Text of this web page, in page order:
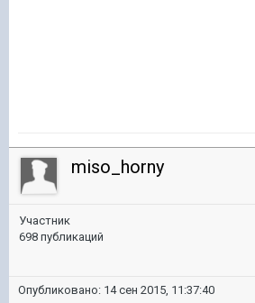
miso_horny
Участник
698 публикаций
Опубликовано: 14 сен 2015, 11:37:40